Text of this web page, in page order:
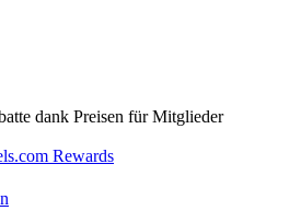
dank Preisen für Mitglieder
Rewards